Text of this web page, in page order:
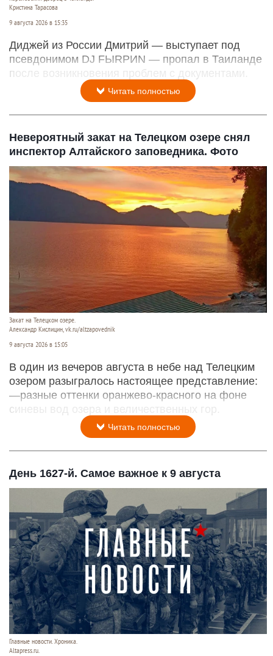
Кристина Тарасова
9 августа 2026 в 15:35
Диджей из России Дмитрий — выступает под
псевдонимом DJ FЫRРИN — пропал в Таиланде
после возникновения проблем с документами.
Читать полностью
Невероятный закат на Телецком озере снял
инспектор Алтайского заповедника. Фото
Закат на Телецком озере.
Александр Кислицин, vk.ru/altzapovednik
9 августа 2026 в 15:05
В один из вечеров августа в небе над Телецким
озером разыгралось настоящее представление:
—разные оттенки оранжево-красного на фоне
синевы вод озера и величественных гор.
Читать полностью
День 1627-й. Самое важное к 9 августа
Главные новости. Хроника.
Altapress.ru.